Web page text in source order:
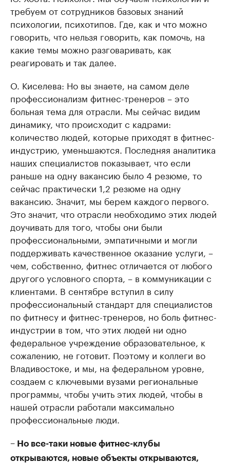
требуем от сотрудников базовых знаний
психологии, психотипов. Где, как и что можно
говорить, что нельзя говорить, как помочь, на
какие темы можно разговаривать, как
реагировать и так далее.
О. Киселева: Но вы знаете, на самом деле
профессионализм фитнес-тренеров – это
больная тема для отрасли. Мы сейчас видим
динамику, что происходит с кадрами:
количество людей, которые приходят в фитнес-
индустрию, уменьшаются. Последняя аналитика
наших специалистов показывает, что если
раньше на одну вакансию было 4 резюме, то
сейчас практически 1,2 резюме на одну
вакансию. Значит, мы берем каждого первого.
Это значит, что отрасли необходимо этих людей
доучивать для того, чтобы они были
профессиональными, эмпатичными и могли
поддерживать качественное оказание услуги, –
чем, собственно, фитнес отличается от любого
другого условного спорта, – в коммуникации с
клиентами. В сентябре вступил в силу
профессиональный стандарт для специалистов
по фитнесу и фитнес-тренеров, но боль фитнес-
индустрии в том, что этих людей ни одно
федеральное учреждение образовательное, к
сожалению, не готовит. Поэтому и коллеги во
Владивостоке, и мы, на федеральном уровне,
создаем с ключевыми вузами региональные
программы, чтобы учить этих людей, чтобы в
нашей отрасли работали максимально
профессиональные люди.
– Но все-таки новые фитнес-клубы
открываются, новые объекты открываются,